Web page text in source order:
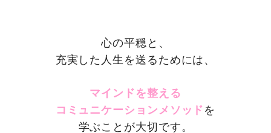
心の平穏と、
充実した人生を送るためには、
マインドを整える
コミュニケーションメソッド を
学ぶことが大切です。